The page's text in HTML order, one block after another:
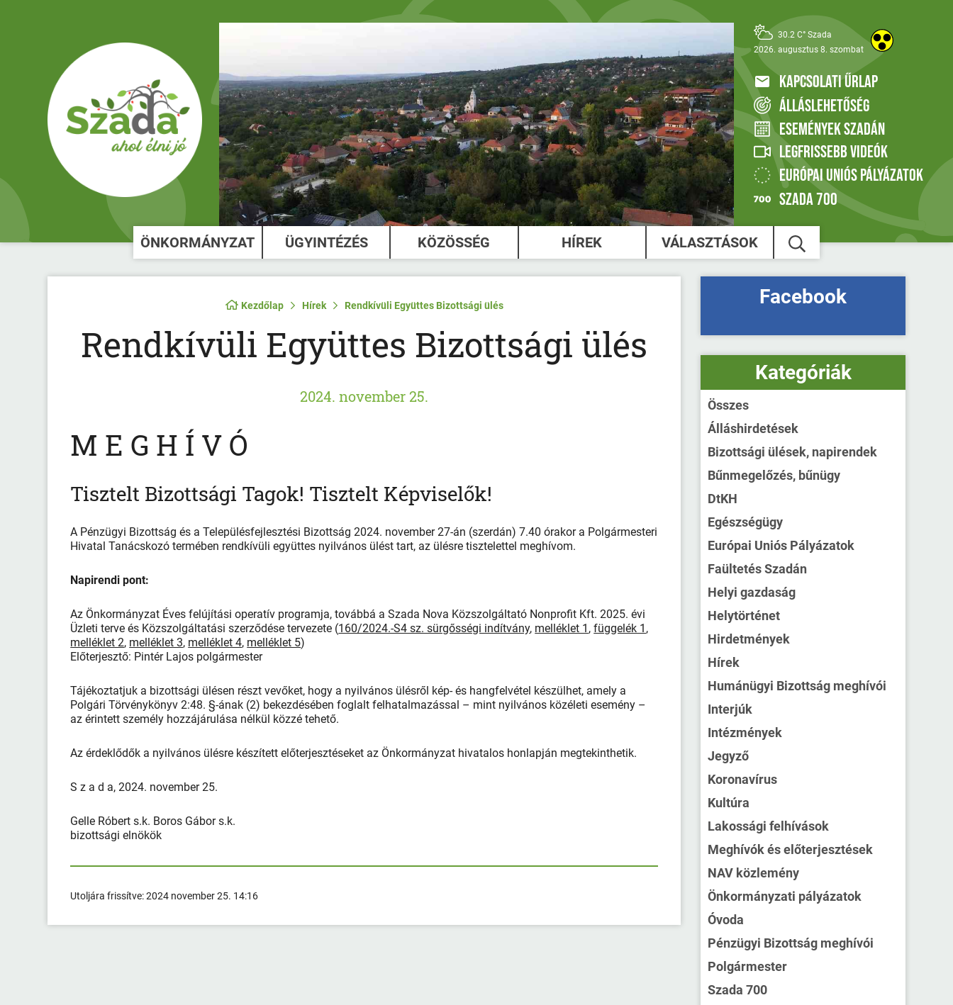
30.2 C° Szada
2026. augusztus 8. szombat
KAPCSOLATI ŰRLAP
ÁLLÁSLEHETŐSÉG
ESEMÉNYEK SZADÁN
LEGFRISSEBB VIDEÓK
EURÓPAI UNIÓS PÁLYÁZATOK
SZADA 700
ÖNKORMÁNYZAT ÜGYINTÉZÉS KÖZÖSSÉG HÍREK VÁLASZTÁSOK
Kezdőlap Hírek Rendkívüli Együttes Bizottsági ülés
Rendkívüli Együttes Bizottsági ülés
2024. november 25.
M E G H Í V Ó
Tisztelt Bizottsági Tagok! Tisztelt Képviselők!
A Pénzügyi Bizottság és a Településfejlesztési Bizottság 2024. november 27-án (szerdán) 7.40 órakor a Polgármesteri
Hivatal Tanácskozó termében rendkívüli együttes nyilvános ülést tart, az ülésre tisztelettel meghívom.
Napirendi pont:
Az Önkormányzat Éves felújítási operatív programja, továbbá a Szada Nova Közszolgáltató Nonprofit Kft. 2025. évi
Üzleti terve és Közszolgáltatási szerződése tervezete (160/2024.-S4 sz. sürgősségi indítvány, melléklet 1 ,függelék 1 ,
melléklet 2, melléklet 3, melléklet 4, melléklet 5)
Előterjesztő: Pintér Lajos polgármester
Tájékoztatjuk a bizottsági ülésen részt vevőket, hogy a nyilvános ülésről kép- és hangfelvétel készülhet, amely a
Polgári Törvénykönyv 2:48. §-ának (2) bekezdésében foglalt felhatalmazással – mint nyilvános közéleti esemény –
az érintett személy hozzájárulása nélkül közzé tehető.
Az érdeklődők a nyilvános ülésre készített előterjesztéseket az Önkormányzat hivatalos honlapján megtekinthetik.
S z a d a, 2024. november 25.
Gelle Róbert s.k. Boros Gábor s.k.
bizottsági elnökök
Utoljára frissítve:2024 november 25. 14:16
Facebook
Kategóriák
Összes
Álláshirdetések
Bizottsági ülések, napirendek
Bűnmegelőzés, bűnügy
DtKH
Egészségügy
Európai Uniós Pályázatok
Faültetés Szadán
Helyi gazdaság
Helytörténet
Hirdetmények
Hírek
Humánügyi Bizottság meghívói
Interjúk
Intézmények
Jegyző
Koronavírus
Kultúra
Lakossági felhívások
Meghívók és előterjesztések
NAV közlemény
Önkormányzati pályázatok
Óvoda
Pénzügyi Bizottság meghívói
Polgármester
Szada 700